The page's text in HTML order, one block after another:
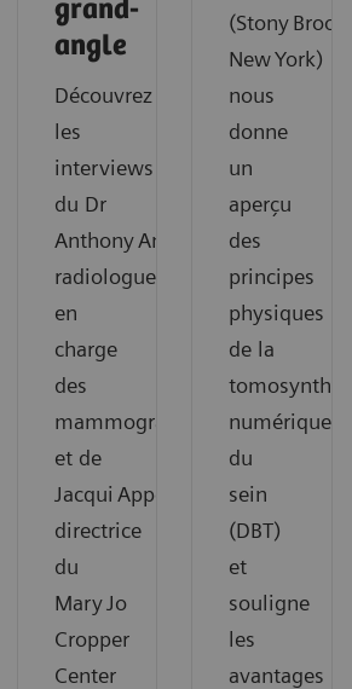
grand-
angle
Découvrez
les
interviews
du Dr
Anthony Antonoplos,
radiologue
en
charge
des
mammographies,
et de
Jacqui Appel,
directrice
du
Mary Jo
Cropper
Center
(Stony Brook,
New York)
nous
donne
un
aperçu
des
principes
physiques
de la
tomosynthèse
numérique
du
sein
(DBT)
et
souligne
les
avantages